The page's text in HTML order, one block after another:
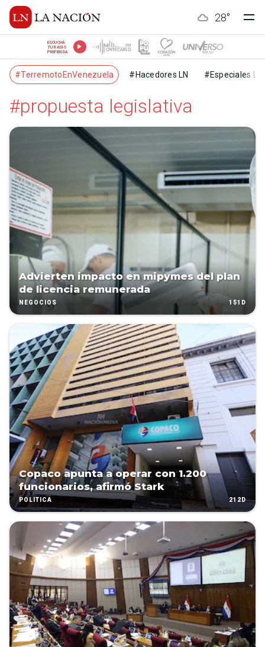
28°
ESCUCHÁ
TU RADIO
PREFERIDA
#TerremotoEnVenezuela #Hacedores LN #Especiales LN
#propuesta legislativa
Advierten impacto en mipymes del plan
de licencia remunerada
NEGOCIOS 151D
Copaco apunta a operar con 1.200
funcionarios, afirmó Stark
POLÍTICA 212D